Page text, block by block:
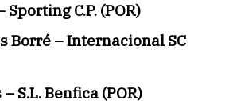
C.P. (POR)
Borré – Internacional SC
S.L. Benfica (POR)